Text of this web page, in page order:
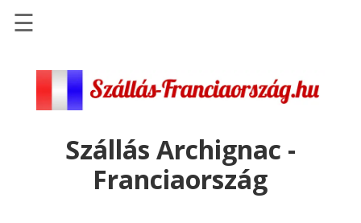
Szállások
Repülőjegy
pénzvisszatérítéssel
☰
Szállás Archignac -
Franciaország